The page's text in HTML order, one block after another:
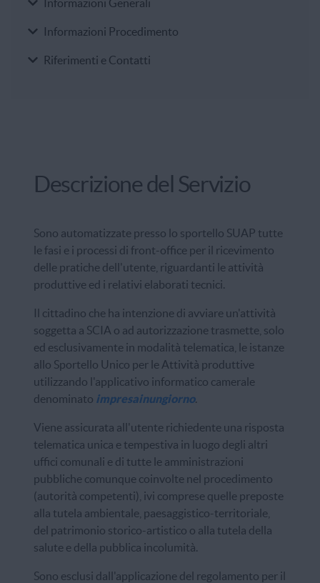
Informazioni Generali
Informazioni Procedimento
Riferimenti e Contatti
Descrizione del Servizio
Sono automatizzate presso lo sportello SUAP tutte
le fasi e i processi di front-office per il ricevimento
delle pratiche dell'utente, riguardanti le attività
produttive ed i relativi elaborati tecnici.
Il cittadino che ha intenzione di avviare un'attività
soggetta a SCIA o ad autorizzazione trasmette, solo
ed esclusivamente in modalità telematica, le istanze
allo Sportello Unico per le Attività produttive
utilizzando l'applicativo informatico camerale
denominato impresainungiorno.
Viene assicurata all'utente richiedente una risposta
telematica unica e tempestiva in luogo degli altri
uffici comunali e di tutte le amministrazioni
pubbliche comunque coinvolte nel procedimento
(autorità competenti), ivi comprese quelle preposte
alla tutela ambientale, paesaggistico-territoriale,
del patrimonio storico-artistico o alla tutela della
salute e della pubblica incolumità.
Sono esclusi dall'applicazione del regolamento per il